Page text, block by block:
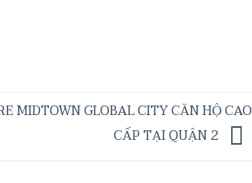
MIDTOWN GLOBAL CITY CĂN HỘ CAO
CẤP TẠI QUẬN 2